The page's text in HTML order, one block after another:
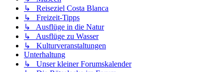
↳ Reiseziel Costa Blanca
↳ Freizeit-Tipps
↳ Ausflüge in die Natur
↳ Ausflüge zu Wasser
↳ Kulturveranstaltungen
Unterhaltung
↳ Unser kleiner Forumskalender